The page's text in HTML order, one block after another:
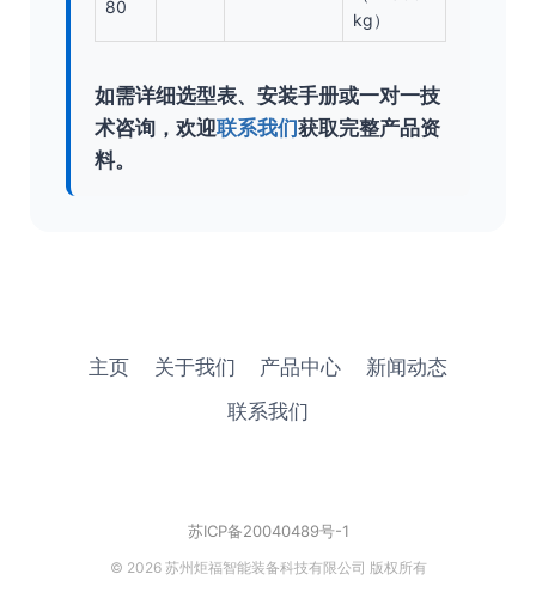
80
kg）
如需详细选型表、安装手册或一对一技
术咨询，欢迎联系我们获取完整产品资
料。
主页 关于我们 产品中心
新闻动态
联系我们
苏ICP备20040489号-1
© 2026 苏州炬福智能装备科技有限公司 版权所有